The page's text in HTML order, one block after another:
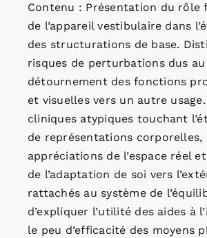
Contenu : Présentation du rôle
de l’appareil vestibulaire dans
des structurations de base.
risques de perturbations dus au
détournement des fonctions
et visuelles vers un autre usage.
cliniques atypiques touchant
de représentations corporelles,
appréciations de l’espace réel
de l’adaptation de soi vers
rattachés au système de
d’expliquer l’utilité des aides à
le peu d’efficacité des moyens